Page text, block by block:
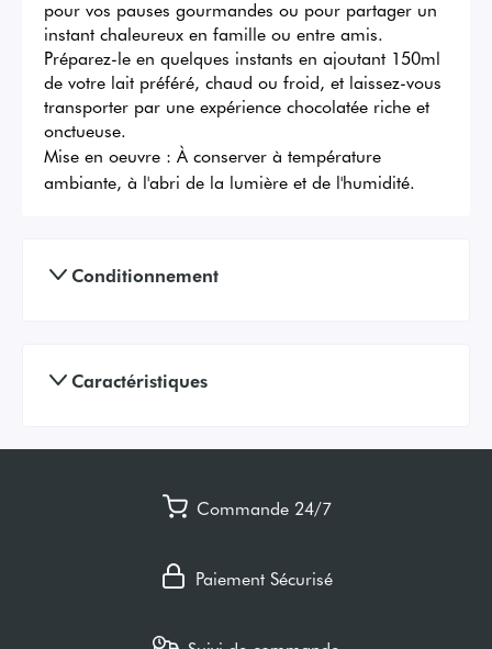
pour vos pauses gourmandes ou pour partager un
instant chaleureux en famille ou entre amis.
Préparez-le en quelques instants en ajoutant 150ml
de votre lait préféré, chaud ou froid, et laissez-vous
transporter par une expérience chocolatée riche et
onctueuse.
Mise en oeuvre : À conserver à température
ambiante, à l'abri de la lumière et de l'humidité.
Conditionnement
Caractéristiques
Commande 24/7
Paiement Sécurisé